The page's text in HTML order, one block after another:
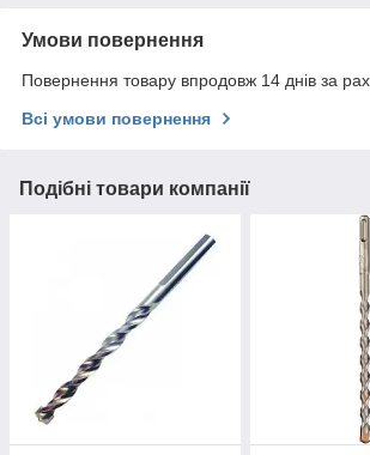
Умови повернення
Повернення товару впродовж 14 днів за
Всі умови повернення
Подібні товари компанії